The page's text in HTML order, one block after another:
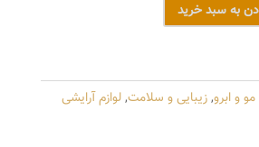
به سبد خرید
و ابرو,زیبایی و سلامت,لوازم آرایشی